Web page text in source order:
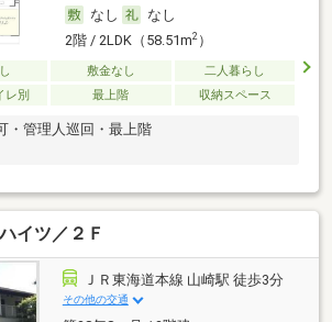
なし
なし
2階 / 2LDK（58.51m2）
敷金なし
二人暮らし
レ別
最上階 収納スペース
・管理人巡回・最上階
イツ／２Ｆ
ＪＲ東海道本線 山崎駅 徒歩3分
その他の交通